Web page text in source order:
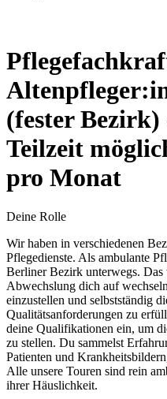
(fester
Teilzeit
pro Monat
Deine Rolle
Wir haben in verschiedenen
Pflegedienste. Als ambulante
Berliner Bezirk unterwegs.
Abwechslung dich auf
einzustellen und selbstständig
Qualitätsanforderungen zu
deine Qualifikationen ein, um
zu stellen. Du sammelst
Patienten und
Alle unsere Touren sind rein
ihrer Häuslichkeit.